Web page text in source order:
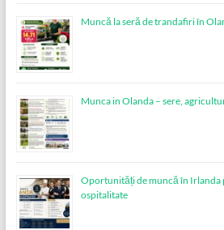
Muncă la seră de trandafiri în
Munca in Olanda – sere,
Oportunități de muncă în
ospitalitate